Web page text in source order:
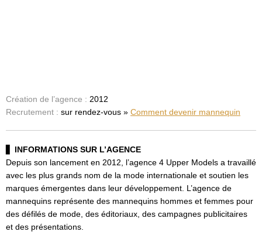
Création de l’agence : 2012
Recrutement : sur rendez-vous » Comment devenir mannequin
INFORMATIONS SUR L’AGENCE
Depuis son lancement en 2012, l’agence 4 Upper Models a travaillé
avec les plus grands nom de la mode internationale et soutien les
marques émergentes dans leur développement. L’agence de
mannequins représente des mannequins hommes et femmes pour
des défilés de mode, des éditoriaux, des campagnes publicitaires
et des présentations.